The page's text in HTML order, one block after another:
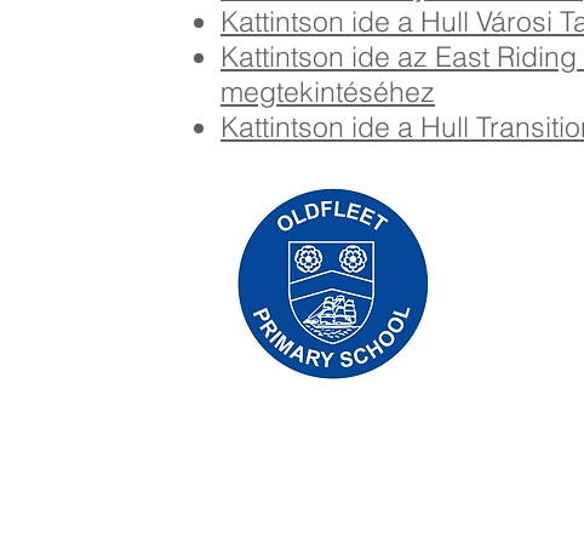
Kattintson ide a Hull Városi
Kattintson ide az East
megtekintéséhez
Kattintson ide a Hull